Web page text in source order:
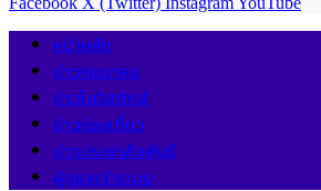
หน้าหลัก
ข่าวคมนาคม
ข่าวโลจิสติกส์
ข่าวท่องเที่ยว
ข่าวประชาสัมพันธ์
ผู้ดูแลเข้าระบบ